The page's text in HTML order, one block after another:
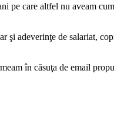
pe care altfel nu aveam
adeverinţe de salariat,
în căsuţa de email